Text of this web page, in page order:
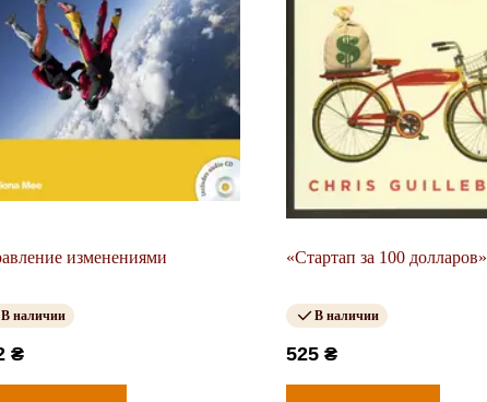
изменениями
В наличии
₴
«Стартап за 100 долларов»
В наличии
525 ₴